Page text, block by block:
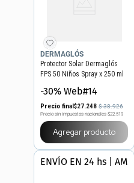
DERMAGLÓS
Protector Solar Dermaglós
FPS 50 Niños Spray x 250 ml
-30% Web#14
Precio final$27.248 $38.926
Precio sin impuestos nacionales $22.519
Agregar producto
ENVÍO EN 24 hs | AMBA